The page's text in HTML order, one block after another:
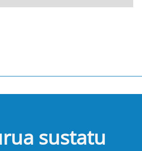
sustatu